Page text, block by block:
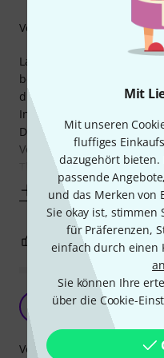
Mit
Mit unseren
fluffiges
dazugehört bieten.
passende
und das Merken von
Sie okay ist, stimmen
für Präferenzen,
einfach durch einen
Sie können Ihre
über die Cookie-
Lange habe ich gehadert
bei der riesigen Auswahl
die einzige Batterie dieses
In freudiger Erwartung ...
Die Vorfreude war groß
Vorstellungen
Thomann lieferte wie
Mehr anzeigen
Verarbeitung
Batterie zum
Verarbeitung